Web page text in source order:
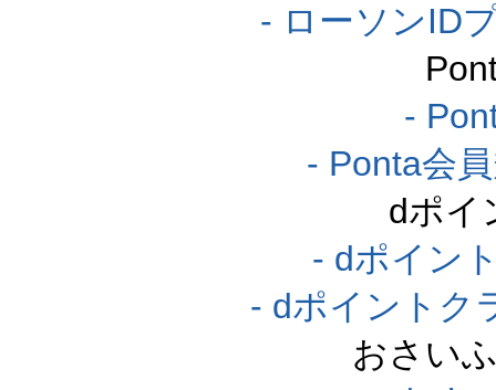
- ローソンID
-
- Ponta会
dポイ
- dポイン
- dポイントク
おさい